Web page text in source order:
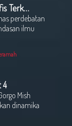
Perdebatan Filosofis Terkait Ilmu Akhlak
perdebatan
ilmu
4
Mish
dinamika